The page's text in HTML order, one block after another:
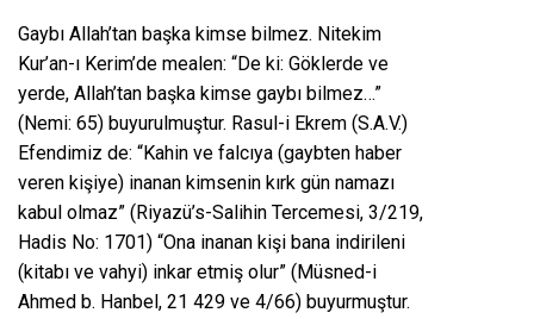
Gaybı Allah’tan başka kimse bilmez. Nitekim
Kur’an-ı Kerim’de mealen: “De ki: Göklerde ve
yerde, Allah’tan başka kimse gaybı bilmez…”
(Nemi: 65) buyurulmuştur. Rasul-i Ekrem (S.A.V.)
Efendimiz de: “Kahin ve falcıya (gaybten haber
veren kişiye) inanan kimsenin kırk gün namazı
kabul olmaz” (Riyazü’s-Salihin Tercemesi, 3/219,
Hadis No: 1701) “Ona inanan kişi bana indirileni
(kitabı ve vahyi) inkar etmiş olur” (Müsned-i
Ahmed b. Hanbel, 21 429 ve 4/66) buyurmuştur.